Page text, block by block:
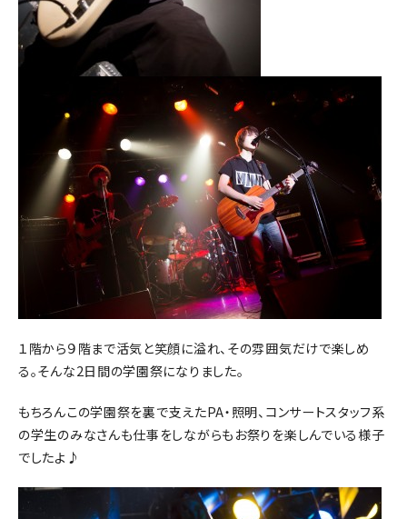
１階から９階まで活気と笑顔に溢れ、その雰囲気だけで楽しめ
る。そんな2日間の学園祭になりました。
もちろんこの学園祭を裏で支えたPA・照明、コンサートスタッフ系
の学生のみなさんも仕事をしながらもお祭りを楽しんでいる様子
でしたよ♪